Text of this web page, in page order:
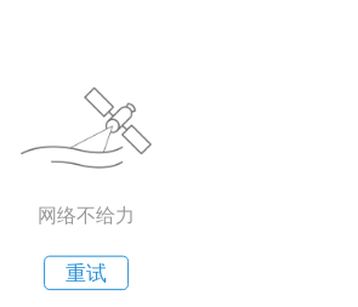
网络不给力
重试